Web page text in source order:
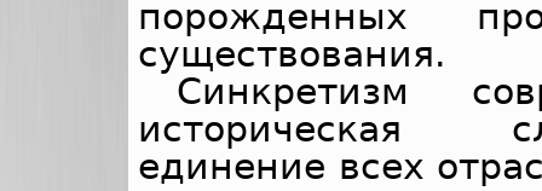
порожденных
существования.
Синкретизм
историческая
единение всех